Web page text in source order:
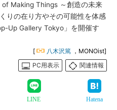
Making Things ～創造の未来
りの在り方やその可能性を体感
Up Gallery Tokyo」を開催す
[ 八木沢篤 ，MONOist]
PC用表示
関連情報
LINE Hatena